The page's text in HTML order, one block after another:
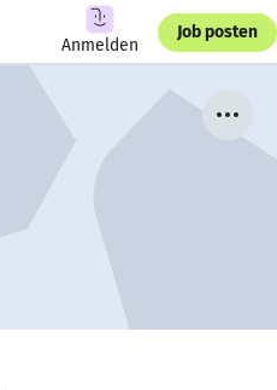
Anmelden
Job posten